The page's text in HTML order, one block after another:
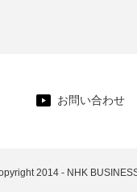
お問い合わせ
2014 - NHK